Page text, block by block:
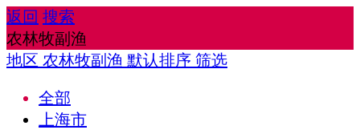
返回 搜索
农林牧副渔
地区 农林牧副渔 默认排序 筛选
全部
上海市